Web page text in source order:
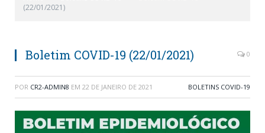
(22/01/2021)
Boletim COVID-19 (22/01/2021) 0
POR CR2-ADMIN8 EM 22 DE JANEIRO DE 2021 BOLETINS COVID-19